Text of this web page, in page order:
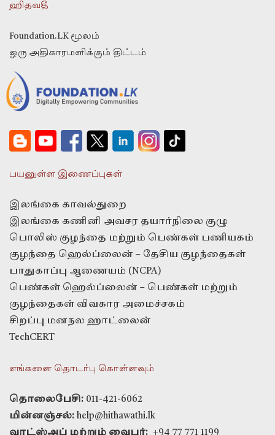
ஹிதவதீ
Foundation.LK மூலம்
ஒரு அதிகாரமளிக்கும் திட்டம்
பயனுள்ள இணைப்புகள்
இலங்கை காவல்துறை
இலங்கை கணினி அவசர தயார்நிலை குழு
பொலிஸ் குழந்தை மற்றும் பெண்கள் பணியகம்
குழந்தை ஹெல்ப்லைன் – தேசிய குழந்தைகள்
பாதுகாப்பு ஆணையம் (NCPA)
பெண்கள் ஹெல்ப்லைன் – பெண்கள் மற்றும்
குழந்தைகள் விவகார அமைச்சகம்
சிறப்பு மனநல ஹாட்லைன்
TechCERT
எங்களை தொடர்பு கொள்ளவும்
தொலைபேசி: 011-421-6062
மின்னஞ்சல்: help@hithawathi.lk
வாட்ஸ்அப் மற்றும் வைபர்: +94 77 771 1199